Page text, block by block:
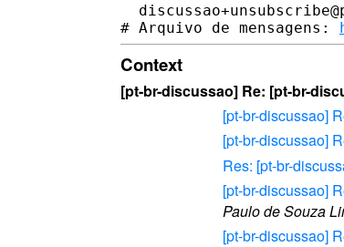
# Arquivo de mensagens:
Context
[pt-br-discussao] Re: [pt-br-
[pt-br-discussao]
[pt-br-discussao]
Res: [pt-br-
[pt-br-discussao]
Paulo de Souza
[pt-br-discussao]